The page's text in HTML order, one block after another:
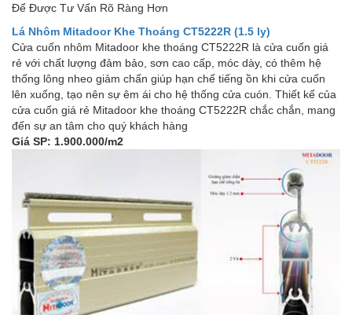
Để Được Tư Vấn Rõ Ràng Hơn
Lá Nhôm Mitadoor Khe Thoáng CT5222R (1.5 ly)
Cửa cuốn nhôm Mitadoor khe thoáng CT5222R là cửa cuốn giá
rẻ với chất lượng đảm bảo, sơn cao cấp, móc dày, có thêm hệ
thống lông nheo giảm chấn giúp hạn chế tiếng ồn khi cửa cuốn
lên xuống, tạo nên sự êm ái cho hệ thống cửa cuón. Thiết kế của
cửa cuốn giá rẻ Mitadoor khe thoáng CT5222R chắc chắn, mang
đến sự an tâm cho quý khách hàng
Giá SP: 1.900.000/m2